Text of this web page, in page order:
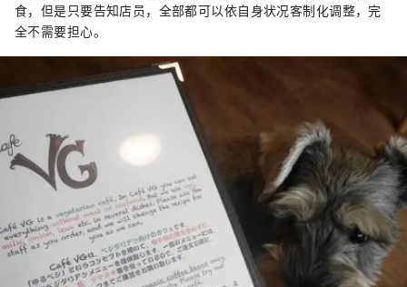
食，但是只要告知店员，全部都可以依自身状况客制化调整，完
全不需要担心。